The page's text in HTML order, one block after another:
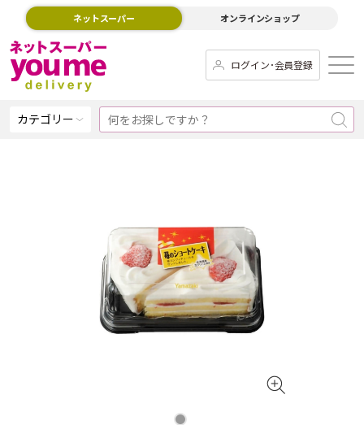
ネットスーパー オンラインショップ
ログイン･会員登録
カテゴリー